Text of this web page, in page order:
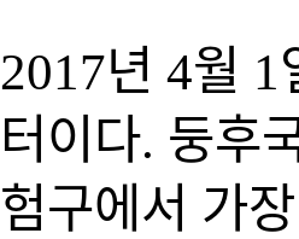
2017년 4월 1
터이다. 둥후
험구에서 가